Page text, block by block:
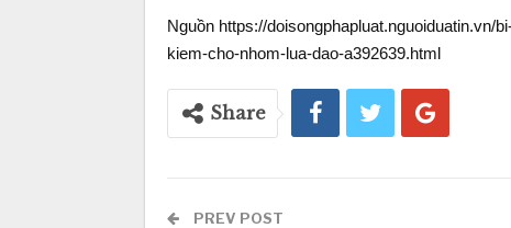
Nguồn https://doisongphapluat.nguoiduatin.vn/
kiem-cho-nhom-lua-dao-a392639.html
Share
PREV POST